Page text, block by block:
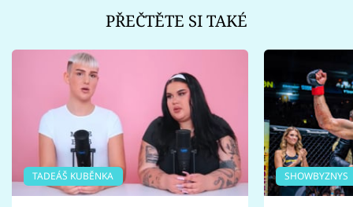
PŘEČTĚTE SI TAKÉ
TADEÁŠ KUBĚNKA SHOWBYZNYS